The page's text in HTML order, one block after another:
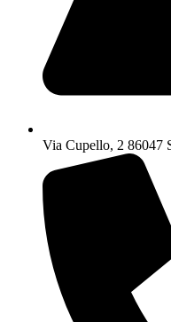
Via Cupello, 2 86047